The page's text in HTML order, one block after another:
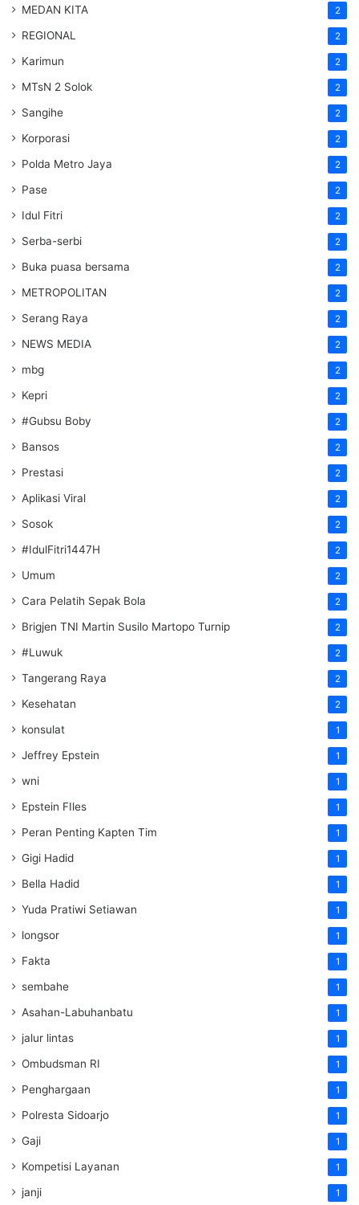
MEDAN KITA 2
REGIONAL 2
Karimun 2
MTsN 2 Solok 2
Sangihe 2
Korporasi 2
Polda Metro Jaya 2
Pase 2
Idul Fitri 2
Serba-serbi 2
Buka puasa bersama 2
METROPOLITAN 2
Serang Raya 2
NEWS MEDIA 2
mbg 2
Kepri 2
#Gubsu Boby 2
Bansos 2
Prestasi 2
Aplikasi Viral 2
Sosok 2
#IdulFitri1447H 2
Umum 2
Cara Pelatih Sepak Bola 2
Brigjen TNI Martin Susilo Martopo Turnip 2
#Luwuk 2
Tangerang Raya 2
Kesehatan 2
konsulat 1
Jeffrey Epstein 1
wni 1
Epstein FIles 1
Peran Penting Kapten Tim 1
Gigi Hadid 1
Bella Hadid 1
Yuda Pratiwi Setiawan 1
longsor 1
Fakta 1
sembahe 1
Asahan-Labuhanbatu 1
jalur lintas 1
Ombudsman RI 1
Penghargaan 1
Polresta Sidoarjo 1
Gaji 1
Kompetisi Layanan 1
janji 1